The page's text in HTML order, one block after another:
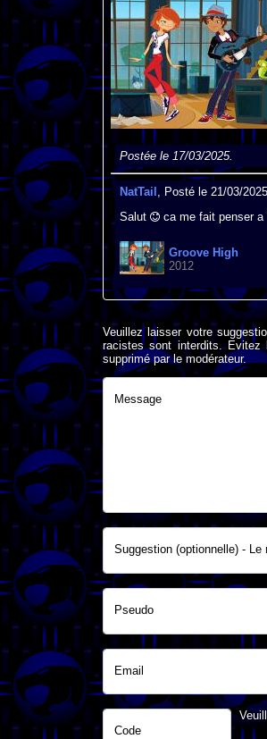
Postée le 17/03/2025.
NatTail , Posté le 21/03/
Salut
ca me fait penser a
Groove High
2012
Veuillez laisser votre
racistes sont interdits.
supprimé par le modérateur.
Message
Suggestion (optionnelle) -
Pseudo
Email
Code